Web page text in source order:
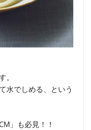
。
水でしめる、という
」も必見！！